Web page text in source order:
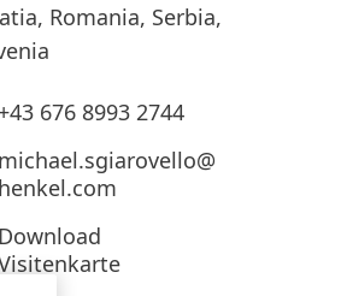
Romania, Serbia,
+43 676 8993 2744
michael.sgiarovello@
henkel.com
Download